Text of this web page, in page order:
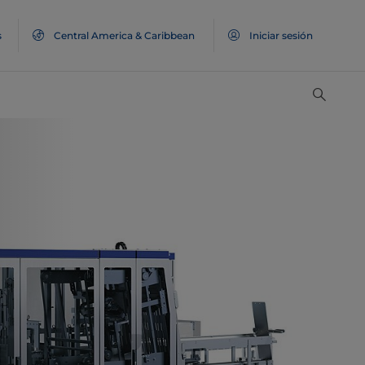
Central America & Caribbean Iniciar sesión